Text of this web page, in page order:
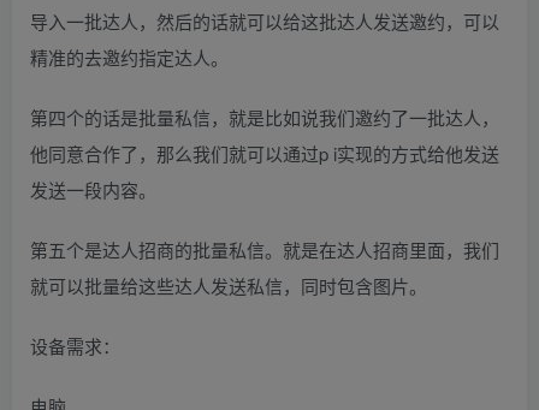
导入一批达人，然后的话就可以给这批达人发送邀约，可以
精准的去邀约指定达人。
第四个的话是批量私信，就是比如说我们邀约了一批达人，
他同意合作了，那么我们就可以通过p i实现的方式给他发送
发送一段内容。
第五个是达人招商的批量私信。就是在达人招商里面，我们
就可以批量给这些达人发送私信，同时包含图片。
设备需求：